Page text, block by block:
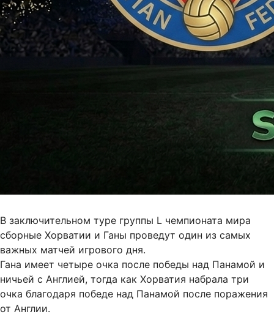
В заключительном туре группы L чемпионата мира
сборные Хорватии и Ганы проведут один из самых
важных матчей игрового дня.
Гана имеет четыре очка после победы над Панамой и
ничьей с Англией, тогда как Хорватия набрала три
очка благодаря победе над Панамой после поражения
от Англии.